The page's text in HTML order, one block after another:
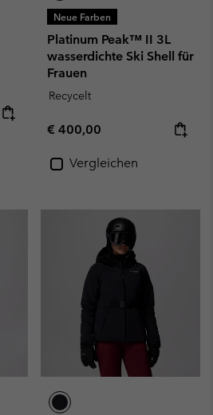
Neue Farben
Platinum Peak™ II 3L
wasserdichte Ski Shell für
Frauen
Recycelt
Regular price:
€ 400,00
Vergleichen